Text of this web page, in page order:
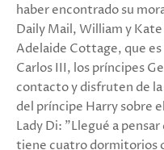
haber encontrado su
Daily Mail, William y
Adelaide Cottage, que
Carlos III, los príncipes
contacto y disfruten de
del príncipe Harry sobre
Lady Di: "Llegué a
tiene cuatro dormitorios